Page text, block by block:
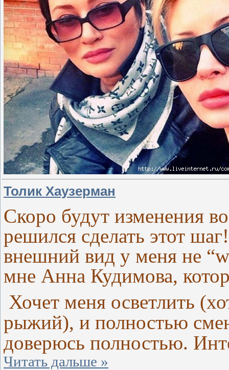
Толик Хаузерман
Скоро будут изменения
решился сделать этот
внешний вид у меня не
мне Анна Кудимова,
Хочет меня осветлить
рыжий), и полностью
доверюсь полностью.
Читать дальше »